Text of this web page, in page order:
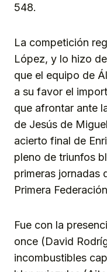
548.
La competición
López, y lo hizo
que el equipo de
a su favor el
que afrontar ante
de Jesús de
acierto final de
pleno de triunfos
primeras jornadas
Primera
Fue con la
once (David
incombustibles